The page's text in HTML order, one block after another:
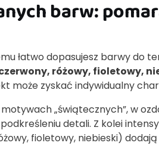
barw:
łatwo dopasujesz barwy do
różowy, fioletowy,
może zyskać indywidualny
„świątecznych”, w
detali. Z kolei
fioletowy, niebieski) dodają